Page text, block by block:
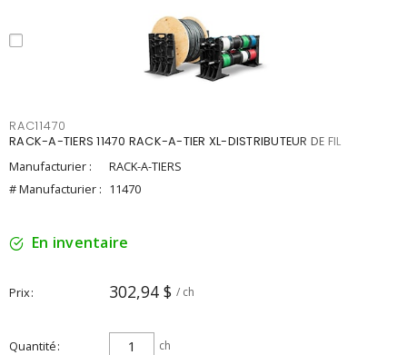
RAC11470
RACK-A-TIERS 11470 RACK-A-TIER XL-DISTRIBUTEUR DE FIL
Manufacturier :
RACK-A-TIERS
# Manufacturier : 11470
En inventaire
Prix 302,94 $ / ch
Quantité ch